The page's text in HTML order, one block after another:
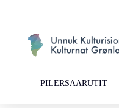
PILERSAARUTIT